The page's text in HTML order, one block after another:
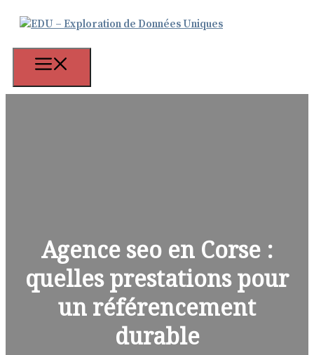
Aller
contenu
Agence seo en Corse :
quelles prestations pour
un référencement
durable